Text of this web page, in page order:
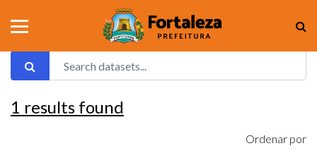
1 results found
Ordenar por